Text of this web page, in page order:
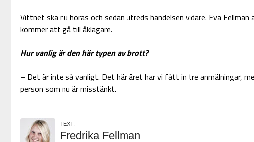
Vittnet ska nu höras och sedan utreds händelsen vidare. Eva
kommer att gå till åklagare.
Hur vanlig är den här typen av brott?
– Det är inte så vanligt. Det här året har vi fått in tre anmälningar,
person som nu är misstänkt.
TEXT:
Fredrika Fellman